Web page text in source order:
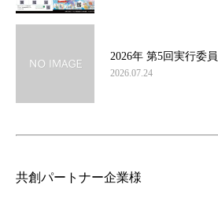
2026年 第5回実行委
2026.07.24
共創パートナー企業様